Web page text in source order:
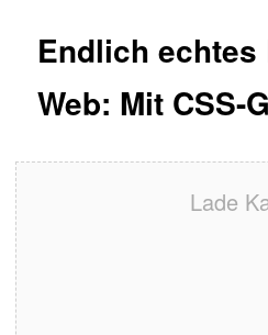
Endlich echtes
Web: Mit CSS-
Lade